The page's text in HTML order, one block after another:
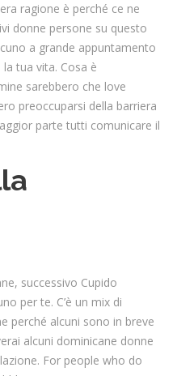
ragione è perché ce ne
donne persone su questo
a grande appuntamento
tua vita. Cosa è
sarebbero che love
preoccuparsi della barriera
parte tutti comunicare il
successivo Cupido
per te. C’è un mix di
perché alcuni sono in breve
alcuni dominicane donne
For people who do